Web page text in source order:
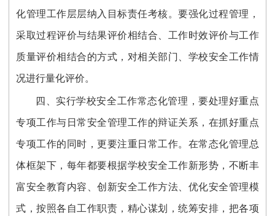
化管理工作层层纳入目标责任考核。要强化过程管理，
采取过程评价与结果评价相结合、工作时效评价与工作
质量评价相结合的方式，对相关部门、学校安全工作情
况进行量化评价。
四、实行学校安全工作常态化管理，要处理好重点
专项工作与日常安全管理工作的辩证关系，在抓好重点
专项工作的同时，更要注重日常工作。在常态化管理总
体框架下，每年都要根据学校安全工作新形势，不断丰
富安全教育内容、创新安全工作方法、优化安全管理模
式，按照各自工作职责，精心谋划，统筹安排，把各项